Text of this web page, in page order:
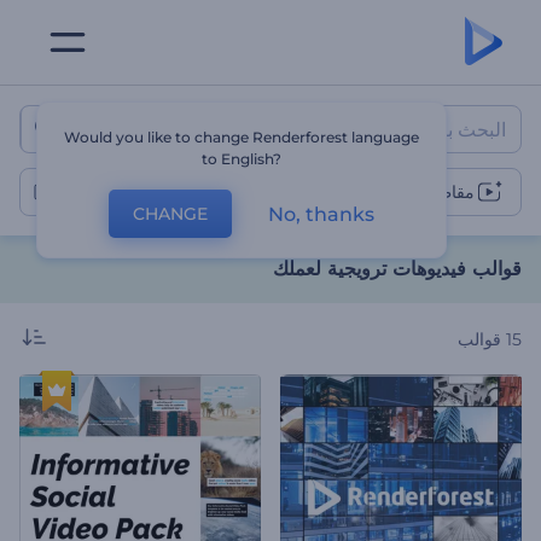
قوالب فيديوهات ترويجية لعملك
مقاطع فيديو ترويجية أخرى
قوالب فيديوهات ترويجية لعملك
15 قوالب
Would you like to change Renderforest language
to English?
CHANGE No, thanks